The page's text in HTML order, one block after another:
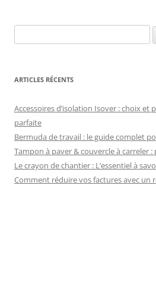
ARTICLES RÉCENTS
Accessoires d’isolation Isover : choix et
parfaite
Bermuda de travail : le guide complet
Tampon à paver & couvercle à carreler :
Le crayon de chantier : L’essentiel à
Comment réduire vos factures avec un